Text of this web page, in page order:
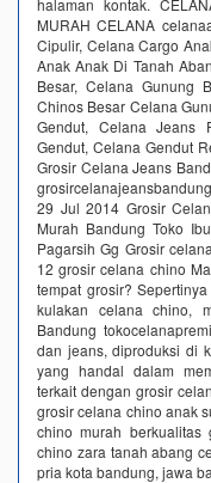
halaman kontak.
MURAH CELANA
Cipulir, Celana Cargo
Anak Anak Di Tanah
Besar, Celana Gunung
Chinos Besar Celana
Gendut, Celana Jeans
Gendut, Celana Gendut
Grosir Celana Jeans
29 Jul 2014 Grosir
Murah Bandung Toko
Pagarsih Gg Grosir
12 grosir celana chino
tempat grosir?
kulakan celana chino,
Bandung
dan jeans, diproduksi di
yang handal dalam
terkait dengan grosir
grosir celana chino anak
chino murah
chino zara tanah abang
pria kota bandung, jawa